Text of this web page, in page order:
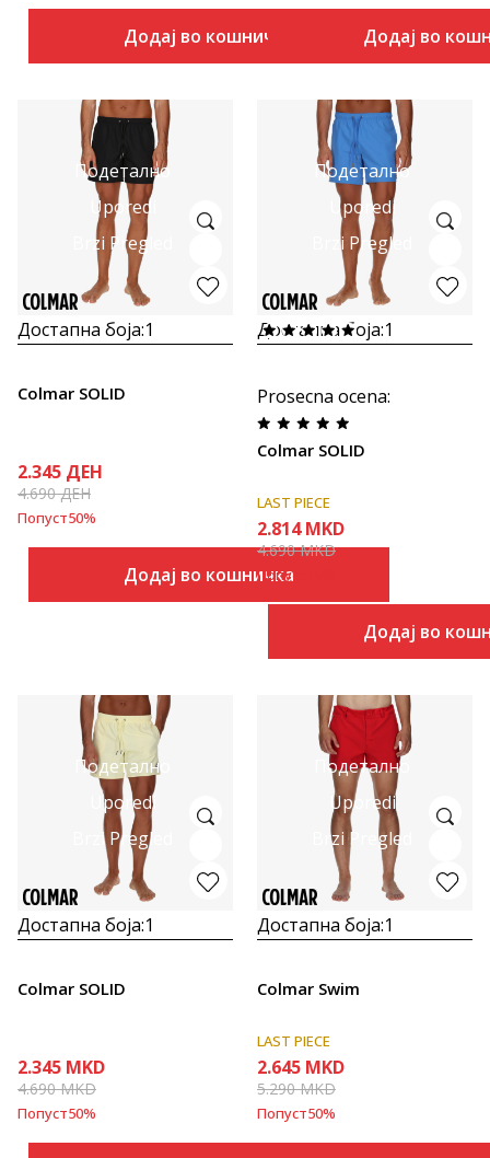
Додај во кошничка Додај во
Подетално
Uporedi
Brzi Pregled
Достапна боја:1
Colmar SOLID
2.345 ДЕН
4.690ДЕН
Попуст50%
Додај во кошничка
Подетално
Uporedi
Brzi Pregled
Достапна боја:1
Prosecna ocena:
Colmar SOLID
LAST PIECE
2.814 MKD
4.690MKD
Попуст
Додај во
Подетално
Uporedi
Brzi Pregled
Достапна боја:1
Colmar SOLID
2.345 MKD
4.690MKD
Попуст50%
Подетално
Uporedi
Brzi Pregled
Достапна боја:1
Colmar Swim
LAST PIECE
2.645 MKD
5.290MKD
Попуст50%